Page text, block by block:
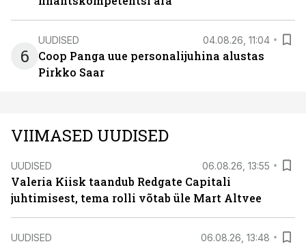
6
UUDISED 04.08.26, 11:04
Coop Panga uue personalijuhina alustas
Pirkko Saar
VIIMASED UUDISED
UUDISED 06.08.26, 13:55
Valeria Kiisk taandub Redgate Capitali
juhtimisest, tema rolli võtab üle Mart Altvee
UUDISED 06.08.26, 13:48